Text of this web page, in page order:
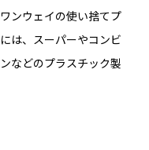
ンウェイの使い捨てプ
は、スーパーやコンビ
などのプラスチック製